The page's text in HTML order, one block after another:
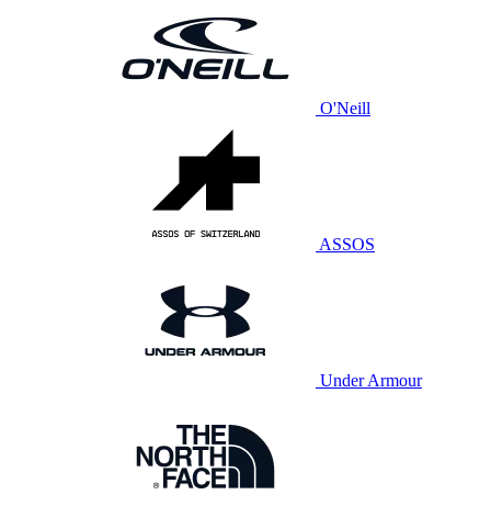
O'Neill
ASSOS
Under Armour